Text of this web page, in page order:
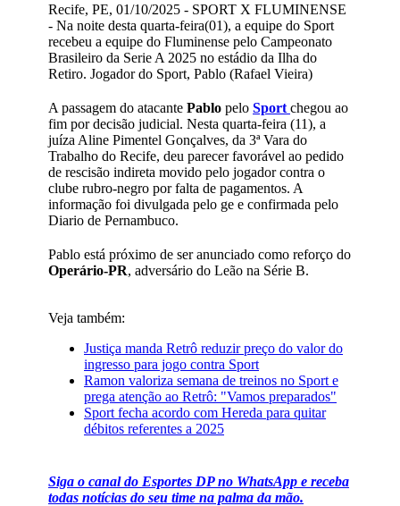
Recife, PE, 01/10/2025 - SPORT X FLUMINENSE
- Na noite desta quarta-feira(01), a equipe do Sport
recebeu a equipe do Fluminense pelo Campeonato
Brasileiro da Serie A 2025 no estádio da Ilha do
Retiro. Jogador do Sport, Pablo (Rafael Vieira)
A passagem do atacante Pablo pelo Sport chegou ao
fim por decisão judicial. Nesta quarta-feira (11), a
juíza Aline Pimentel Gonçalves, da 3ª Vara do
Trabalho do Recife, deu parecer favorável ao pedido
de rescisão indireta movido pelo jogador contra o
clube rubro-negro por falta de pagamentos. A
informação foi divulgada pelo ge e confirmada pelo
Diario de Pernambuco.
Pablo está próximo de ser anunciado como reforço do
Operário-PR, adversário do Leão na Série B.
Veja também:
Justiça manda Retrô reduzir preço do valor do
ingresso para jogo contra Sport
Ramon valoriza semana de treinos no Sport e
prega atenção ao Retrô: "Vamos preparados"
Sport fecha acordo com Hereda para quitar
débitos referentes a 2025
Siga o canal do Esportes DP no WhatsApp e receba
todas notícias do seu time na palma da mão.